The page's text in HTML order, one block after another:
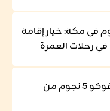
5 نجوم في مكة: خيار إقامة
رحلات العمرة
عمرة VIP بفندق فوكو 5 نجوم من